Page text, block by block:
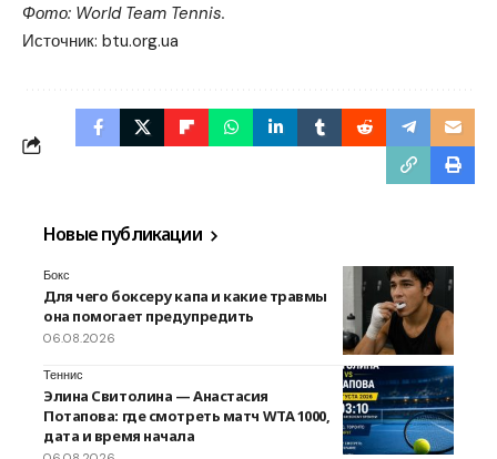
Фото: World Team Tennis.
Источник: btu.org.ua
Новые публикации
Бокс
Для чего боксеру капа и какие травмы
она помогает предупредить
06.08.2026
Теннис
Элина Свитолина — Анастасия
Потапова: где смотреть матч WTA 1000,
дата и время начала